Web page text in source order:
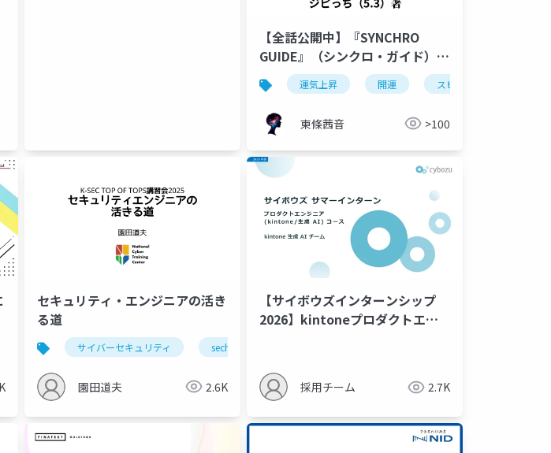
【全話公開中】『SYNCHRO
GUIDE』（シンクロ・ガイド）-
AIが見た、運の流れに乗れる人 –
運気上昇 開運 スピリチュアル
東條茜音 >100
セキュリティ・エンジニアの活き
る道
サイバーセキュリティ sechack365
園田道夫 2.6K
【サイボウズインターンシップ
2026】kintoneプロダクトエン
採用チーム 2.7K